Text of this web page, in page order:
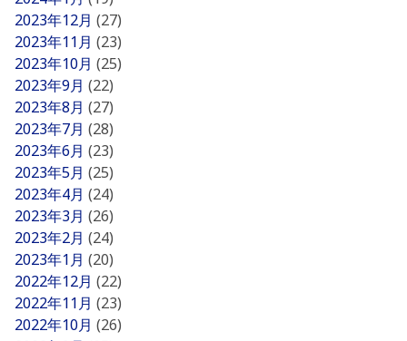
2023年12月 (27)
2023年11月 (23)
2023年10月 (25)
2023年9月 (22)
2023年8月 (27)
2023年7月 (28)
2023年6月 (23)
2023年5月 (25)
2023年4月 (24)
2023年3月 (26)
2023年2月 (24)
2023年1月 (20)
2022年12月 (22)
2022年11月 (23)
2022年10月 (26)